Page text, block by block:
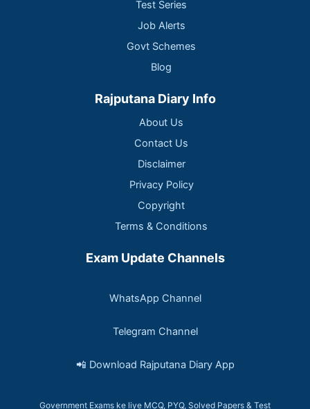
Test Series
Job Alerts
Govt Schemes
Blog
Rajputana Diary Info
About Us
Contact Us
Disclaimer
Privacy Policy
Copyright
Terms & Conditions
Exam Update Channels
WhatsApp Channel
Telegram Channel
📲 Download Rajputana Diary App
Government Exams ke liye MCQ, PYQ, Solved Papers & Test